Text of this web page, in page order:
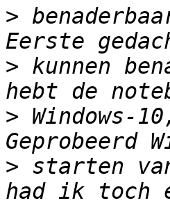
>
> kunnen
> Windows-
> starten